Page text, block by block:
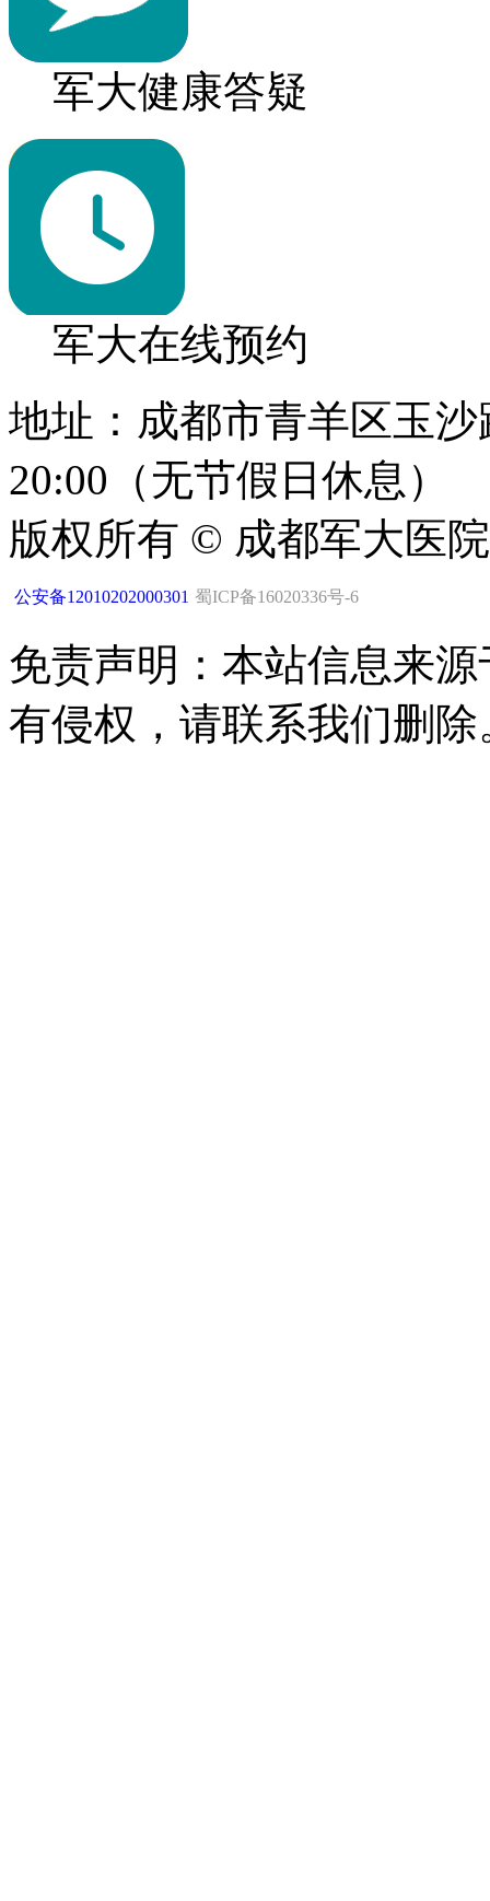
军大健康答疑
军大在线预约
地址：成都市青羊区玉
20:00（无节假日休息）
版权所有 © 成都军大医
公安备12010202000301 蜀ICP备16020336号-6
免责声明：本站信息来
有侵权，请联系我们删除